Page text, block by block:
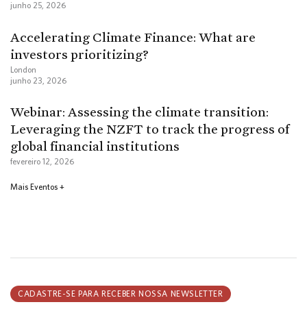
junho 25, 2026
Accelerating Climate Finance: What are
investors prioritizing?
London
junho 23, 2026
Webinar: Assessing the climate transition:
Leveraging the NZFT to track the progress of
global financial institutions
fevereiro 12, 2026
Mais Eventos +
CADASTRE-SE PARA RECEBER NOSSA NEWSLETTER